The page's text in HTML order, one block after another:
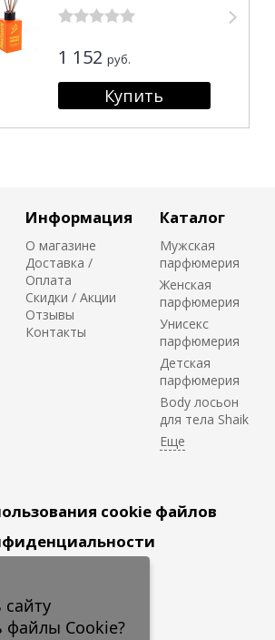
1 152 руб.
Информация
О магазине
Доставка /
Оплата
Скидки / Акции
Отзывы
Контакты
Каталог
Мужская
парфюмерия
Женская
парфюмерия
Унисекс
парфюмерия
Детская
парфюмерия
Body лосьон
для тела Shaik
cookie файлов
файлы Cookie?